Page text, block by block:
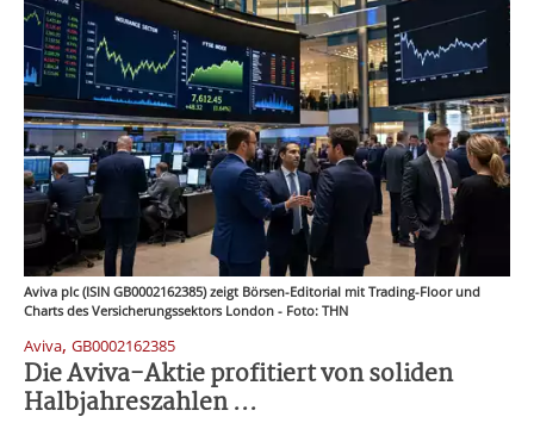
Aviva plc (ISIN GB0002162385) zeigt Börsen-Editorial mit Trading-Floor und
Charts des Versicherungssektors London - Foto: THN
Aviva, GB0002162385
Die Aviva-Aktie profitiert von soliden
Halbjahreszahlen ...